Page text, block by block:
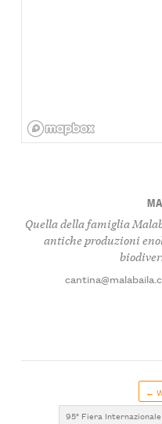
Quella della famiglia
antiche produzioni
←
95° Fiera